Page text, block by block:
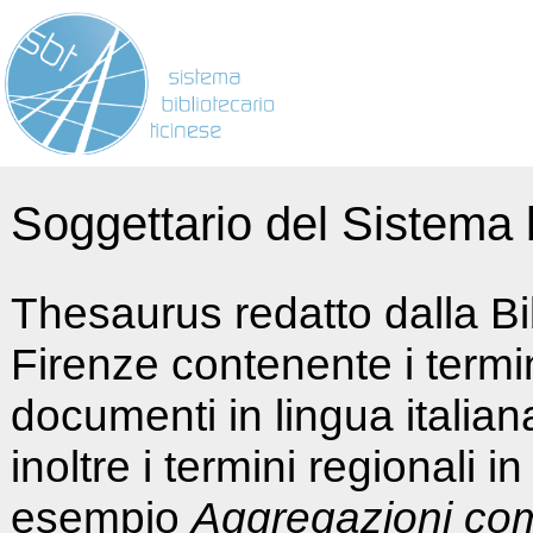
Soggettario del
Thesaurus redatto dalla
Firenze contenente i
documenti in lingua
inoltre i termini regionali
esempioAggregazioni